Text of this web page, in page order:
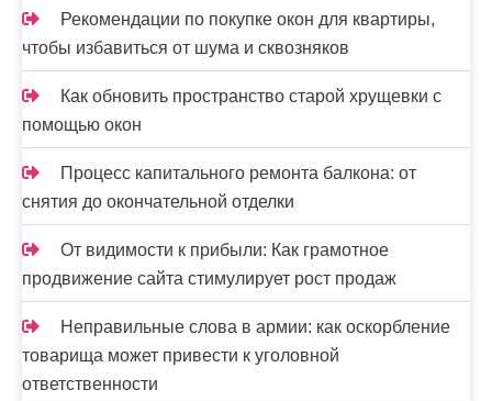
Рекомендации по покупке окон для квартиры,
чтобы избавиться от шума и сквозняков
Как обновить пространство старой хрущевки с
помощью окон
Процесс капитального ремонта балкона: от
снятия до окончательной отделки
От видимости к прибыли: Как грамотное
продвижение сайта стимулирует рост продаж
Неправильные слова в армии: как оскорбление
товарища может привести к уголовной
ответственности